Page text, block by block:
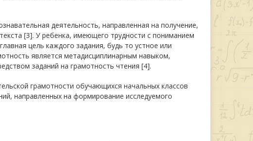
деятельность, направленная на получение,
[3]. У ребенка, имеющего трудности с пониманием
цель каждого задания, будь то устное или
является метадисциплинарным навыком,
заданий на грамотность чтения [4].
грамотности обучающихся начальных классов
направленных на формирование исследуемого